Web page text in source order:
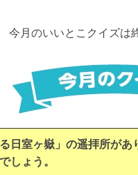
今月のいいとこクイズは
日室ヶ嶽」の遥拝所が
しょう。